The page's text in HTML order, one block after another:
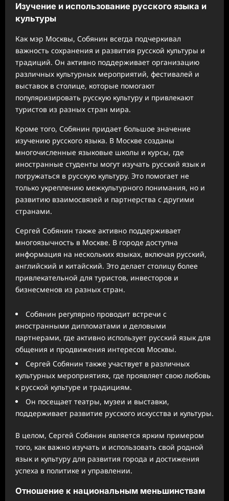
Изучение и использование русского языка и
культуры
Как мэр Москвы, Собянин всегда подчеркивал
важность сохранения и развития русской культуры и
традиций. Он активно поддерживает организацию
различных культурных мероприятий, фестивалей и
выставок в столице, которые помогают
популяризировать русскую культуру и привлекают
туристов из разных стран мира.
Кроме того, Собянин придает большое значение
изучению русского языка. В Москве созданы
многочисленные языковые школы и курсы, где
иностранные студенты могут изучать русский язык и
погружаться в русскую культуру. Это помогает не
только укреплению межкультурного понимания, но и
развитию взаимосвязей и партнерства с другими
странами.
Сергей Собянин также активно поддерживает
многоязычность в Москве. В городе доступна
информация на нескольких языках, включая русский,
английский и китайский. Это делает столицу более
привлекательной для туристов, инвесторов и
бизнесменов из разных стран.
Собянин регулярно проводит встречи с
иностранными дипломатами и деловыми
партнерами, где активно использует русский язык для
общения и продвижения интересов Москвы.
Сергей Собянин также участвует в различных
культурных мероприятиях, где проявляет свою любовь
к русской культуре и традициям.
Он посещает театры, музеи и выставки,
поддерживает развитие русского искусства и культуры.
В целом, Сергей Собянин является ярким примером
того, как важно изучать и использовать свой родной
язык и культуру для развития города и достижения
успеха в политике и управлении.
Отношение к национальным меньшинствам